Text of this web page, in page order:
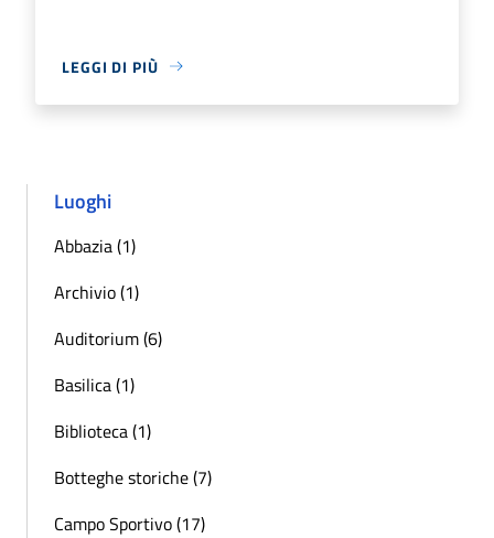
LEGGI DI PIÙ
Luoghi
Abbazia (1)
Archivio (1)
Auditorium (6)
Basilica (1)
Biblioteca (1)
Botteghe storiche (7)
Campo Sportivo (17)